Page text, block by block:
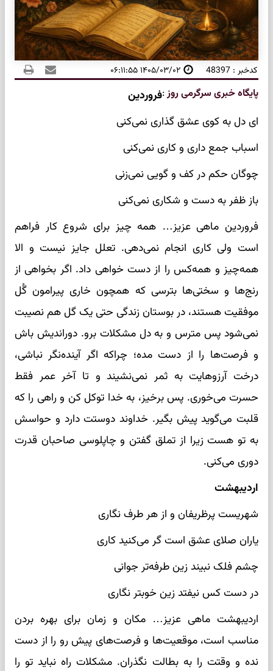
کدخبر : 48397 ۱۴۰۵/۰۳/۰۲ ۰۶:۱۱:۵۵
پایگاه خبری سرگرمی روز:فروردین
ای دل به کوی عشق گذاری نمی‌کنی
اسباب جمع داری و کاری نمی‌کنی
چوگان حکم در کف و گویی نمی‌زنی
باز ظفر به دست و شکاری نمی‌کنی
فروردین ماهی عزیز… همه چیز برای شروع کار فراهم
است ولی کاری انجام نمی‌دهی. تعلل جایز نیست و الا
همه‌چیز و همه‌کس را از دست خواهی داد. اگر بخواهی از
رنج‌ها و سختی‌ها بترسی که همچون خاری پیرامون گُل
موفقیت هستند، در بوستان زندگی حتی یک گل هم نصیبت
نمی‌شود پس مترس و به دل مشکلات برو. دوراندیش باش
و فرصت‌ها را از دست مده؛ چراکه اگر آینده‌نگر نباشی،
درخت آرزوهایت به ثمر نمی‌نشیند و تا آخر عمر فقط
حسرت می‌خوری. پس برخیز، به خدا توکل کن و راهی را که
قلبت می‌گوید پیش بگیر. خداوند دوستت دارد و حواسش
به تو هست زیرا از تملق گفتن و چاپلوسی صاحبان قدرت
دوری می‌کنی.
اردیبهشت
شهریست پرظریفان و از هر طرف نگاری
یاران صلای عشق است گر می‌کنید کاری
چشم فلک نبیند زین طرفه‌تر جوانی
در دست کس نیفتد زین خوبتر نگاری
اردیبهشت ماهی عزیز… مکان و زمان برای بهره بردن
مناسب است، موقعیت‌ها و فرصت‌های پیش رو را از دست
نده و وقتت را به بطالت نگذران. مشکلات راه نباید تو را